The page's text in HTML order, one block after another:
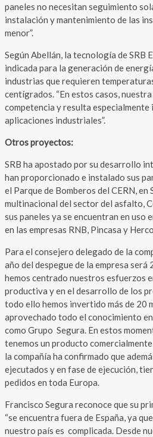
paneles no necesitan seguimiento
instalación y mantenimiento de las
menor”.
Según Abellán, la tecnología de SRB
indicada para la generación de
industrias que requieren
centígrados. “En estos casos,
competencia y resulta especialmente
aplicaciones industriales”.
Otros proyectos:
SRB ha apostado por su desarrollo
han proporcionado e instalado sus
el Parque de Bomberos del CERN, en
multinacional del sector del asfalto,
sus paneles ya se encuentran en uso
en las empresas RNB, Pincasa y
Para el consejero delegado de la
año del despegue de la empresa
hemos centrado nuestros esfuerzos
productiva y en el desarrollo de los
todo ello hemos invertido más de 20
aprovechado todo el conocimiento
como Grupo Segura. En estos
tenemos un producto comercialmente
la compañía ha confirmado que
ejecutados y en fase de ejecución,
pedidos en toda Europa.
Francisco Segura reconoce que su
“se encuentra fuera de España, ya
nuestro país es complicada. Desde